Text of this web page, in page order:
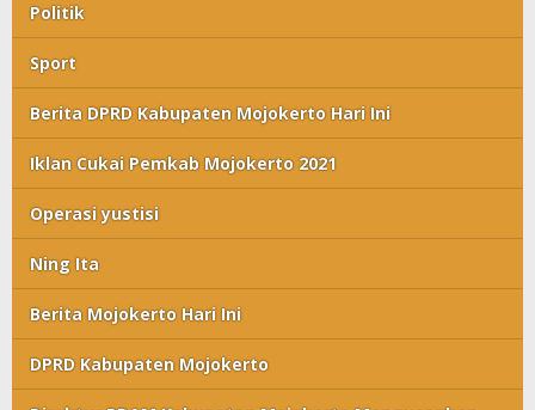
Politik
Sport
Berita DPRD Kabupaten Mojokerto Hari Ini
Iklan Cukai Pemkab Mojokerto 2021
Operasi yustisi
Ning Ita
Berita Mojokerto Hari Ini
DPRD Kabupaten Mojokerto